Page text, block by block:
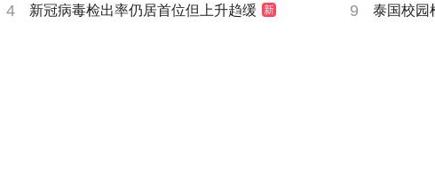
4 新冠病毒检出率仍居首位但上升趋缓 新 9 泰国校园